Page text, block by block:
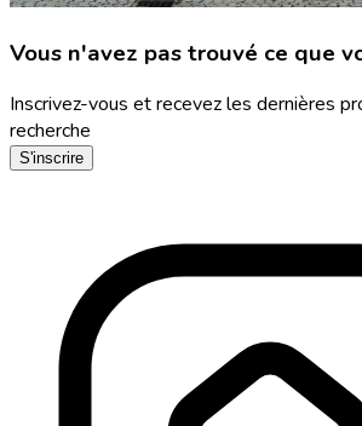
Vous n'avez pas trouvé ce que
Inscrivez-vous et recevez les dernières
recherche
S'inscrire